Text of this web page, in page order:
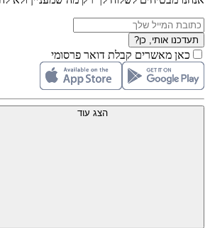
תעדכנו אותי, כן?
כאן מאשרים קבלת דואר פרסומי
הצג עוד